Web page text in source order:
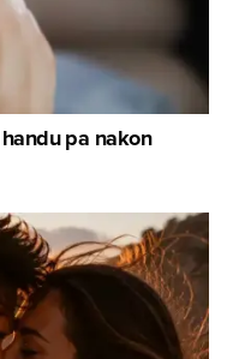
pa nakon